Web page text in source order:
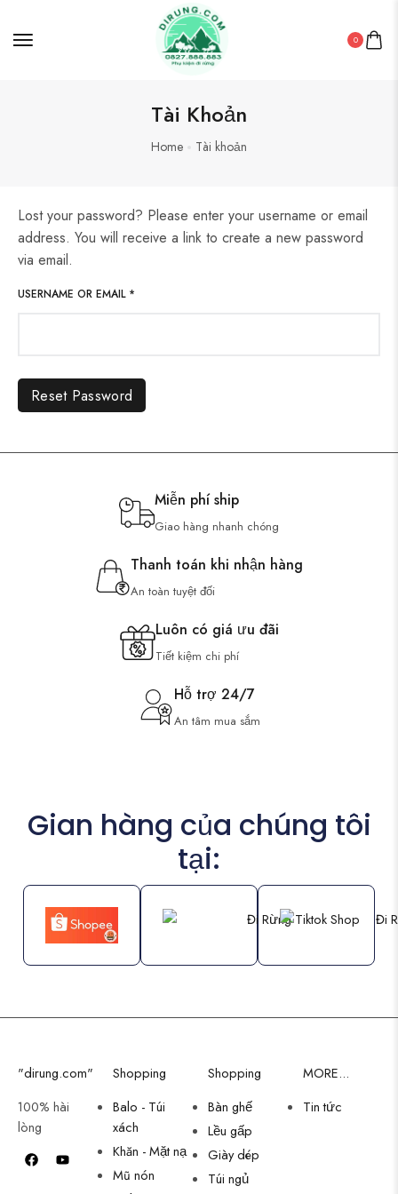
0
Tài Khoản
Home Tài khoản
Lost your password? Please enter your username or email
address. You will receive a link to create a new password
via email.
USERNAME OR EMAIL *
Reset Password
Miễn phí ship
Giao hàng nhanh chóng
Thanh toán khi nhận hàng
An toàn tuyệt đối
Luôn có giá ưu đãi
Tiết kiệm chi phí
Hỗ trợ 24/7
An tâm mua sắm
Gian hàng của chúng tôi
tại:
"dirung.com"
100% hài
lòng
Shopping
Balo - Túi
xách
Khăn - Mặt nạ
Mũ nón
Shopping
Bàn ghế
Lều gấp
Giày dép
Túi ngủ
MORE...
Tin tức